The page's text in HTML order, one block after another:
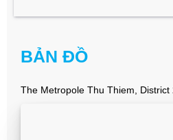
BẢN ĐỒ
The Metropole Thu Thiem, District